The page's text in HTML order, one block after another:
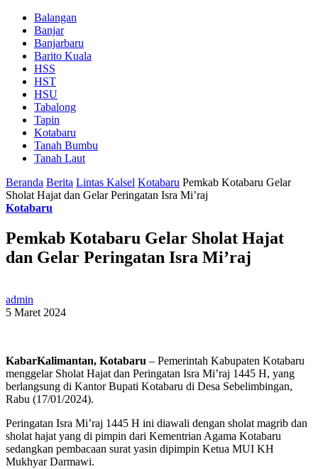
Balangan
Banjar
Banjarbaru
Barito Kuala
HSS
HST
HSU
Tabalong
Tapin
Kotabaru
Tanah Bumbu
Tanah Laut
Beranda Berita Lintas Kalsel Kotabaru Pemkab Kotabaru Gelar
Sholat Hajat dan Gelar Peringatan Isra Mi’raj
Kotabaru
Pemkab Kotabaru Gelar Sholat Hajat
dan Gelar Peringatan Isra Mi’raj
admin
5 Maret 2024
KabarKalimantan, Kotabaru – Pemerintah Kabupaten Kotabaru
menggelar Sholat Hajat dan Peringatan Isra Mi’raj 1445 H, yang
berlangsung di Kantor Bupati Kotabaru di Desa Sebelimbingan,
Rabu (17/01/2024).
Peringatan Isra Mi’raj 1445 H ini diawali dengan sholat magrib dan
sholat hajat yang di pimpin dari Kementrian Agama Kotabaru
sedangkan pembacaan surat yasin dipimpin Ketua MUI KH
Mukhyar Darmawi.